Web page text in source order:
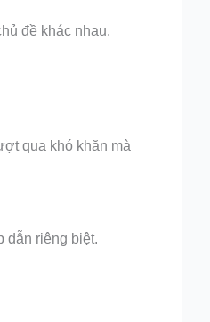
đề khác nhau.
qua khó khăn mà
dẫn riêng biệt.